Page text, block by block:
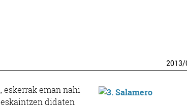
2013/
eskerrak eman nahi
didaten